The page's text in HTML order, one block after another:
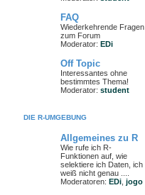
FAQ
Wiederkehrende Fragen
zum Forum
Moderator: EDi
Off Topic
Interessantes ohne
bestimmtes Thema!
Moderator: student
DIE R-UMGEBUNG
Allgemeines zu R
Wie rufe ich R-
Funktionen auf, wie
selektiere ich Daten, ich
weiß nicht genau ....
Moderatoren: EDi jogo